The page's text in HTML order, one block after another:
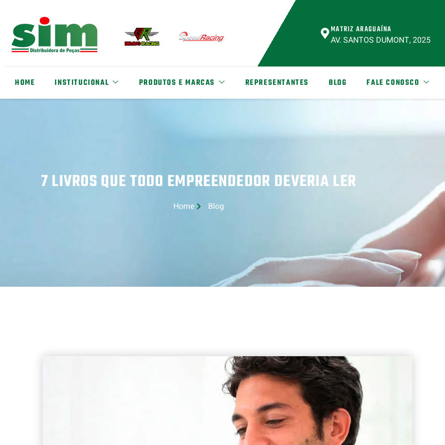
MATRIZ ARAGUAÍNA
AV. SANTOS DUMONT, 2025
HOME INSTITUCIONAL PRODUTOS E MARCAS REPRESENTANTES BLOG FALE CONOSCO
7 LIVROS QUE TODO EMPREENDEDOR DEVERIA LER
Home Blog